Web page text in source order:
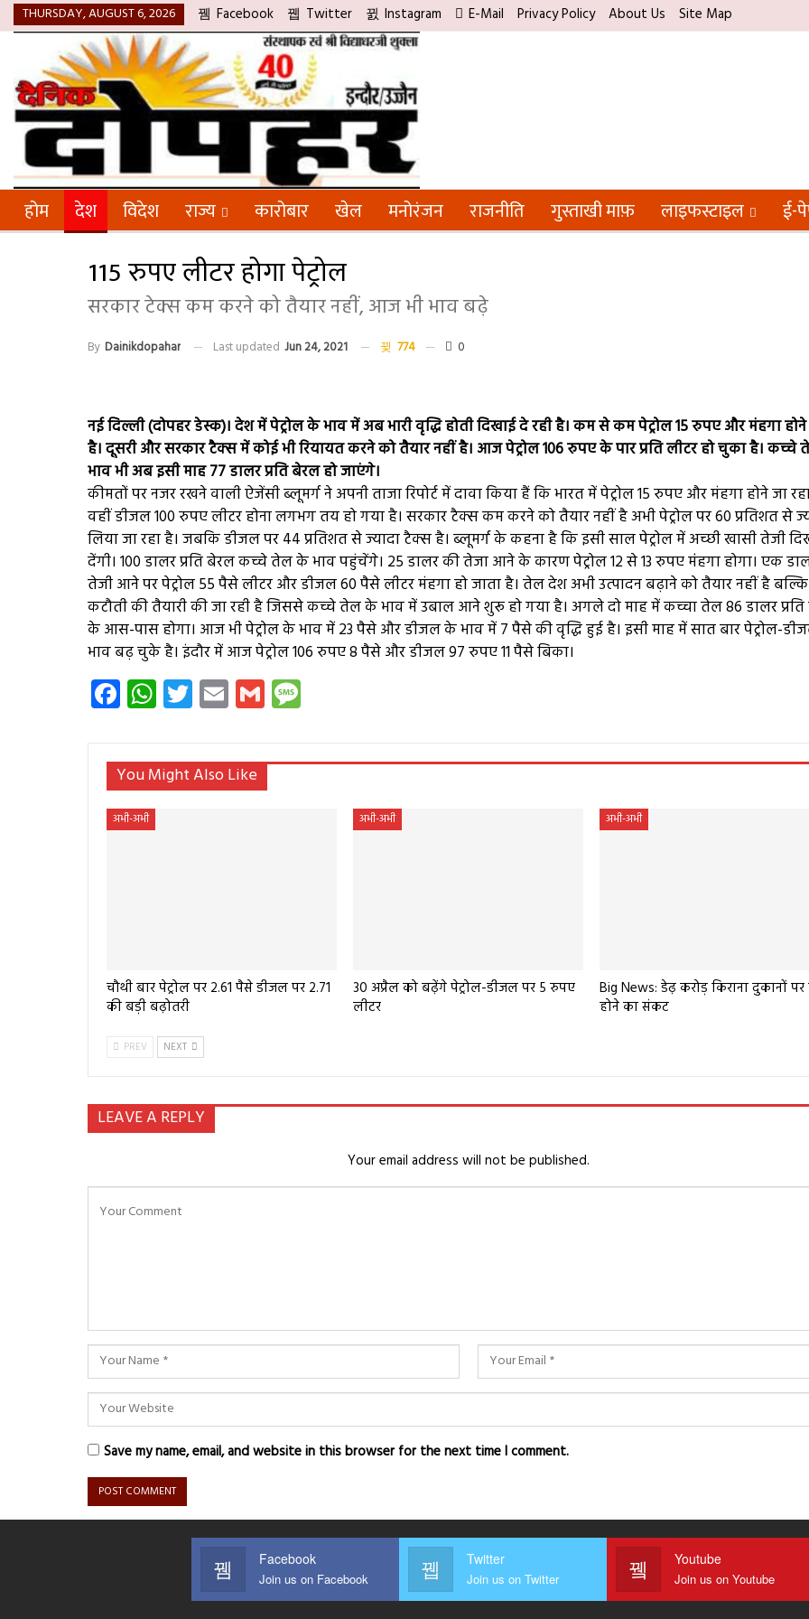
THURSDAY, AUGUST 6, 2026 Facebook Twitter Instagram E-Mail Privacy Policy About Us Site Map
होम देश विदेश राज्य कारोबार खेल मनोरंजन राजनीति गुस्ताखी माफ़ लाइफस्टाइल ई-
115 रुपए लीटर होगा पेट्रोल
सरकार टेक्स कम करने को तैयार नहीं, आज भी भाव बढ़े
By Dainikdopahar Last updated Jun 24, 2021 774 0
नई दिल्ली (दोपहर डेस्क)। देश में पेट्रोल के भाव में अब भारी वृद्धि होती दिखाई दे रही है। कम से कम पेट्रोल 15 रुपए और मंहगा होने
है। दूसरी और सरकार टैक्स में कोई भी रियायत करने को तैयार नहीं है। आज पेट्रोल 106 रुपए के पार प्रति लीटर हो चुका है।
भाव भी अब इसी माह 77 डालर प्रति बेरल हो जाएंगे।
कीमतों पर नजर रखने वाली ऐजेंसी ब्लूमर्ग ने अपनी ताजा रिपोर्ट में दावा किया हैं कि भारत में पेट्रोल 15 रुपए और मंहगा होने जा
वहीं डीजल 100 रुपए लीटर होना लगभग तय हो गया है। सरकार टैक्स कम करने को तैयार नहीं है अभी पेट्रोल पर 60 प्रतिशत से
लिया जा रहा है। जबकि डीजल पर 44 प्रतिशत से ज्यादा टैक्स है। ब्लूमर्ग के कहना है कि इसी साल पेट्रोल में अच्छी खासी तेजी
देंगी। 100 डालर प्रति बेरल कच्चे तेल के भाव पहुंचेंगे। 25 डालर की तेजा आने के कारण पेट्रोल 12 से 13 रुपए मंंहगा होगा। एक
तेजी आने पर पेट्रोल 55 पैसे लीटर और डीजल 60 पैसे लीटर मंहगा हो जाता है। तेल देश अभी उत्पादन बढ़ाने को तैयार नहीं है बल्कि
कटौती की तैयारी की जा रही है जिससे कच्चे तेल के भाव में उबाल आने शुरू हो गया है। अगले दो माह में कच्चा तेल 86 डालर
के आस-पास होगा। आज भी पेट्रोल के भाव में 23 पैसे और डीजल के भाव में 7 पैसे की वृद्धि हुई है। इसी माह में सात बार पेट्रोल-
भाव बढ़ चुके है। इंदौर में आज पेट्रोल 106 रुपए 8 पैसे और डीजल 97 रुपए 11 पैसे बिका।
Facebook
WhatsApp
Twitter
EmailGmail
You Might Also Like
अभी-अभी
चौथी बार पेट्रोल पर 2.61 पैसे डीजल पर 2.71
की बड़ी बढ़ोतरी
अभी-अभी
30 अप्रैल को बढ़ेंगे पेट्रोल-डीजल पर 5 रुपए
लीटर
अभी-अभी
Big News: डेढ़ करोड़ किराना दुकानों
होने का संकट
PREV NEXT
LEAVE A REPLY
Your email address will not be published.
Save my name, email, and website in this browser for the next time I comment.
Facebook
Join us on Facebook
Twitter
Join us on Twitter
Youtube
Join us on Youtube